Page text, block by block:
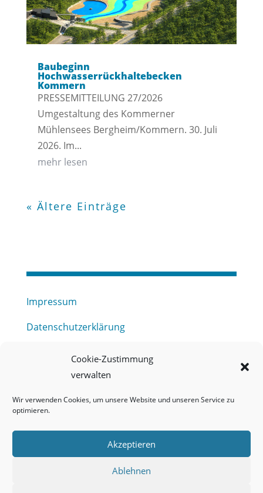
Cookie-Zustimmung
verwalten
Wir verwenden Cookies, um unsere Website und unseren Service zu
optimieren.
Akzeptieren
Ablehnen
Baubeginn
Hochwasserrückhaltebecken
Kommern
PRESSEMITTEILUNG 27/2026
Umgestaltung des Kommerner
Mühlensees Bergheim/Kommern. 30. Juli
2026. Im...
mehr lesen
« Ältere Einträge
Impressum
Datenschutzerklärung
Haftungsausschluss
Barrierefreiheitserklärung
Meldestelle (HinSchG) des Erftverbandes
Onlineportal Grundwassernutzung